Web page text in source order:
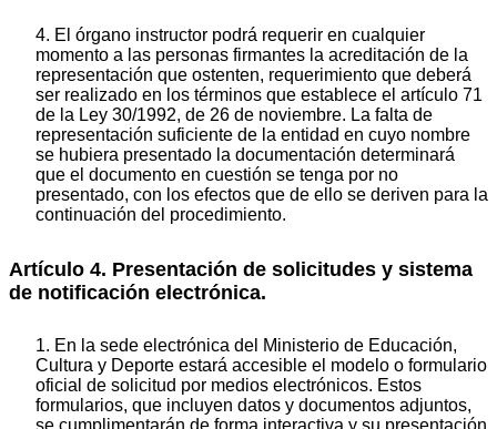
4. El órgano instructor podrá requerir en cualquier
momento a las personas firmantes la acreditación de la
representación que ostenten, requerimiento que deberá
ser realizado en los términos que establece el artículo 71
de la Ley 30/1992, de 26 de noviembre. La falta de
representación suficiente de la entidad en cuyo nombre
se hubiera presentado la documentación determinará
que el documento en cuestión se tenga por no
presentado, con los efectos que de ello se deriven para la
continuación del procedimiento.
Artículo 4. Presentación de solicitudes y sistema
de notificación electrónica.
1. En la sede electrónica del Ministerio de Educación,
Cultura y Deporte estará accesible el modelo o formulario
oficial de solicitud por medios electrónicos. Estos
formularios, que incluyen datos y documentos adjuntos,
se cumplimentarán de forma interactiva y su presentación